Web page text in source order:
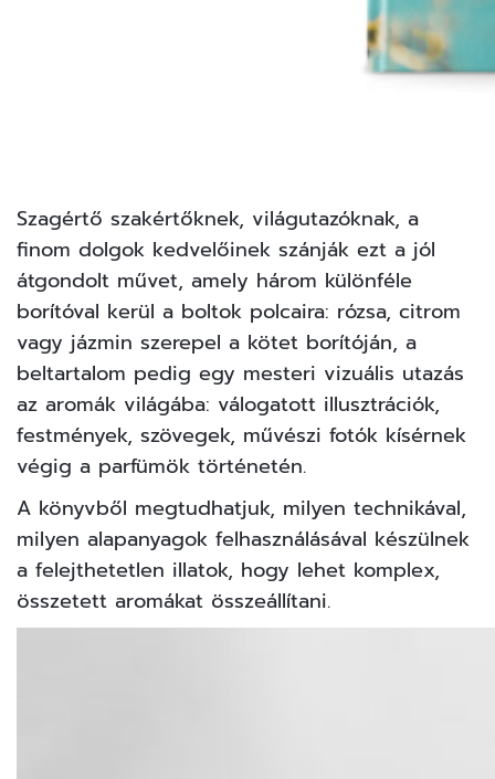
Szagértő szakértőknek, világutazóknak, a
finom dolgok kedvelőinek szánják ezt a jól
átgondolt művet, amely három különféle
borítóval kerül a boltok polcaira: rózsa, citrom
vagy jázmin szerepel a kötet borítóján, a
beltartalom pedig egy mesteri vizuális utazás
az aromák világába: válogatott illusztrációk,
festmények, szövegek, művészi fotók kísérnek
végig a parfümök történetén.
A könyvből megtudhatjuk, milyen technikával,
milyen alapanyagok felhasználásával készülnek
a felejthetetlen illatok, hogy lehet komplex,
összetett aromákat összeállítani.